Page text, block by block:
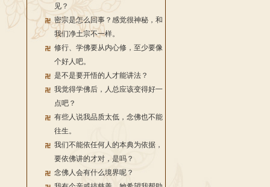
见？
密宗是怎么回事？感觉很神秘，和
我们净土宗不一样。
修行、学佛要从内心修，至少要像
个好人吧。
是不是要开悟的人才能讲法？
我觉得学佛后，人总应该变得好一
点吧？
有些人说我品质太低，念佛也不能
往生。
我们不能依任何人的本典为依据，
要依佛讲的才对，是吗？
念佛人会有什么境界呢？